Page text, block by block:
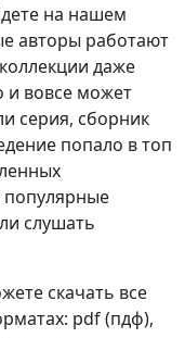
на нашем
авторы работают
даже
и вовсе может
серия, сборник
попало в топ
слушать
скачать все
pdf (пдф),